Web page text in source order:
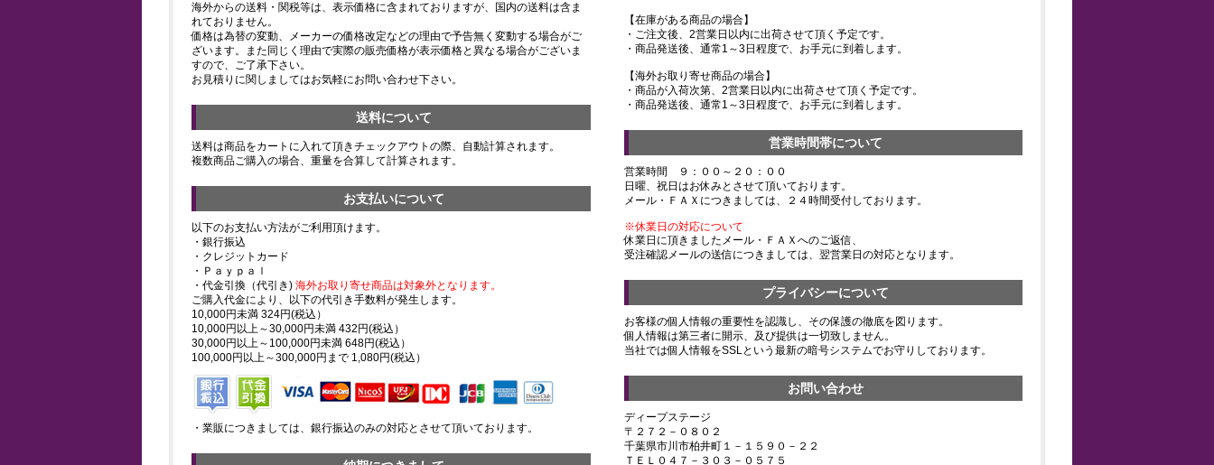
海外からの送料・関税等は、表示価格に含まれておりますが、国内の送料は含ま
れておりません。
価格は為替の変動、メーカーの価格改定などの理由で予告無く変動する場合がご
ざいます。また同じく理由で実際の販売価格が表示価格と異なる場合がございま
すので、ご了承下さい。
お見積りに関しましてはお気軽にお問い合わせ下さい。
送料について
送料は商品をカートに入れて頂きチェックアウトの際、自動計算されます。
複数商品ご購入の場合、重量を合算して計算されます。
お支払いについて
以下のお支払い方法がご利用頂けます。
・銀行振込
・クレジットカード
・Ｐａｙｐａｌ
・代金引換（代引き) 海外お取り寄せ商品は対象外となります。
ご購入代金により、以下の代引き手数料が発生します。
10,000円未満 324円(税込）
10,000円以上～30,000円未満 432円(税込）
30,000円以上～100,000円未満 648円(税込）
100,000円以上～300,000円まで 1,080円(税込）
・業販につきましては、銀行振込のみの対応とさせて頂いております。
【在庫がある商品の場合】
・ご注文後、2営業日以内に出荷させて頂く予定です。
・商品発送後、通常1～3日程度で、お手元に到着します。
【海外お取り寄せ商品の場合】
・商品が入荷次第、2営業日以内に出荷させて頂く予定です。
・商品発送後、通常1～3日程度で、お手元に到着します。
営業時間帯について
営業時間 ９：００～２０：００
日曜、祝日はお休みとさせて頂いております。
メール・ＦＡＸにつきましては、２４時間受付しております。
※休業日の対応について
休業日に頂きましたメール・ＦＡＸへのご返信、
受注確認メールの送信につきましては、翌営業日の対応となります。
プライバシーについて
お客様の個人情報の重要性を認識し、その保護の徹底を図ります。
個人情報は第三者に開示、及び提供は一切致しません。
当社では個人情報をSSLという最新の暗号システムでお守りしております。
お問い合わせ
ディープステージ
〒２７２－０８０２
千葉県市川市柏井町１－１５９０－２２
ＴＥＬ０４７－３０３－０５７５